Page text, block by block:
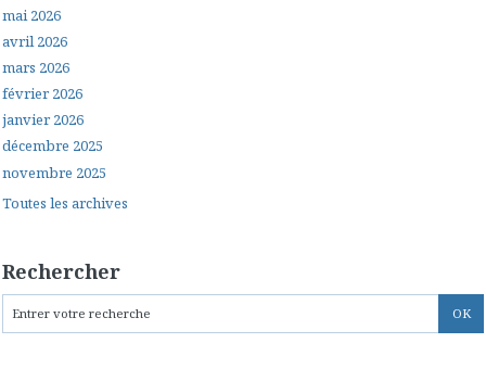
mai 2026
avril 2026
mars 2026
février 2026
janvier 2026
décembre 2025
novembre 2025
Toutes les archives
Rechercher